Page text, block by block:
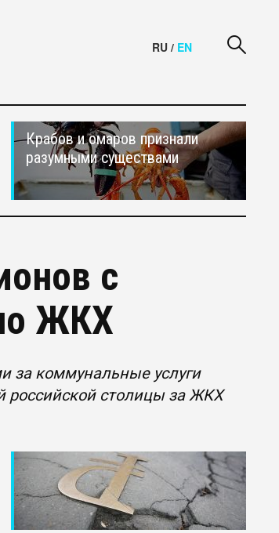
RU / EN
Крабов и омаров признали
разумными существами
с
ЖКХ
коммунальные услуги
российской столицы за ЖКХ